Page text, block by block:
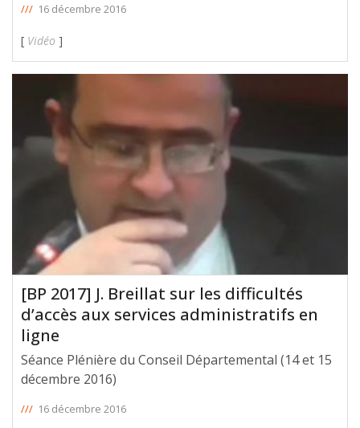
/// 16 décembre 2016
[ Vidéo ]
[BP 2017] J. Breillat sur les difficultés
d’accès aux services administratifs en
ligne
Séance Plénière du Conseil Départemental (14 et 15
décembre 2016)
/// 16 décembre 2016